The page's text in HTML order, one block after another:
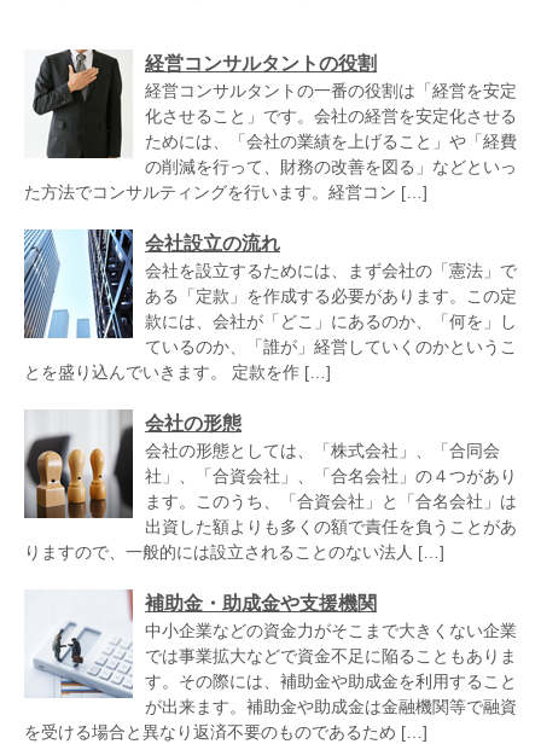
経営コンサルタントの役割
経営コンサルタントの一番の役割は「経営を安定
化させること」です。会社の経営を安定化させる
ためには、「会社の業績を上げること」や「経費
の削減を行って、財務の改善を図る」などといっ
た方法でコンサルティングを行います。経営コン […]
会社設立の流れ
会社を設立するためには、まず会社の「憲法」で
ある「定款」を作成する必要があります。この定
款には、会社が「どこ」にあるのか、「何を」し
ているのか、「誰が」経営していくのかというこ
とを盛り込んでいきます。 定款を作 […]
会社の形態
会社の形態としては、「株式会社」、「合同会
社」、「合資会社」、「合名会社」の４つがあり
ます。このうち、「合資会社」と「合名会社」は
出資した額よりも多くの額で責任を負うことがあ
りますので、一般的には設立されることのない法人 […]
補助金・助成金や支援機関
中小企業などの資金力がそこまで大きくない企業
では事業拡大などで資金不足に陥ることもありま
す。その際には、補助金や助成金を利用すること
が出来ます。補助金や助成金は金融機関等で融資
を受ける場合と異なり返済不要のものであるため […]